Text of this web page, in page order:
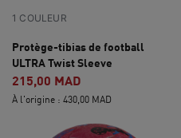
1 COULEUR
Protège-tibias de football
ULTRA Twist Sleeve
215,00 MAD
À l'origine : 430,00 MAD